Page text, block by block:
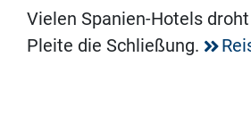
Vielen Spanien-Hotels
Pleite die Schließung.